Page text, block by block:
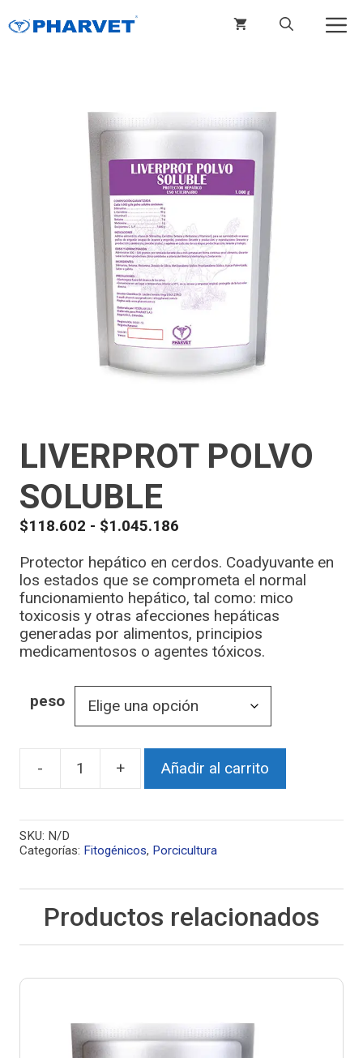
LIVERPROT POLVO
SOLUBLE
$118.602 - $1.045.186
Protector hepático en cerdos. Coadyuvante en
los estados que se comprometa el normal
funcionamiento hepático, tal como: mico
toxicosis y otras afecciones hepáticas
generadas por alimentos, principios
medicamentosos o agentes tóxicos.
peso
- + Añadir al carrito
SKU: N/D
Categorías: Fitogénicos, Porcicultura
Productos relacionados